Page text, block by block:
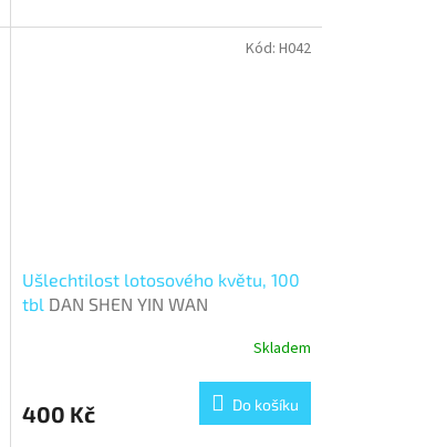
Ušlechtilost lotosového květu, 100
tbl DAN SHEN YIN WAN
Skladem
400 Kč Do košíku
Kód: H042